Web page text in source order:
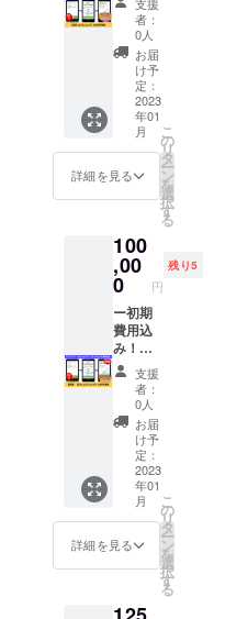
知らせ
いたし
ます。
※継続を
ご希望
の場合
は、別
途メー
ルにて
いたし
ます。
※有効期
2023年
1月～12
月まで
のうち1
か月間
となり
ます。
ステム
設定費
など）
50,000
円＋月
25,000
円＝合
75,000
円 ↓ ●
ンディ
ング限
定割 初
期費用
35,000
円＋月
額
20,000
円＝合
55,000
変お得
になっ
ており
ます。
※詳細は
メール
にてお
50,000
円）を
超早割
として
利用料
に含ま
せてい
ただき
ます。
●予定通
ステム
設定費
など）
50,000
円＋月
額
25,000
円×3＝
合計
125,000
円 ↓ ●
超早割
初期費
用込
み・月
20,000
円×3＝
クリ
ニッ
ク》に
あなた
のクリ
ニック
やサロ
ンが登
録され
ます。
設定費
など予
定通常
価格
50,000
円）を
早割と
して半
額の
25,000
円にさ
せてい
ただき
ます。
●予定通
常価格
初期費
用（シ
50,000
グ限定
割！ー
【《ぽ
けっと
クリ
ニッ
ク》3か
月利用
権】 ス
マホア
プリ
《ぽ
クリ
ニッ
ク》を3
か月利
用いた
だける
権利で
す。 3
か月間
《ぽ
けっと
クリ
ニッ
ク》に
あなた
のクリ
ニック
やサロ
ンが登
録され
初期費
者：
0人
お届
け予
定：
2023
年01
月
詳細を見る
こ
の
リ
タ
ー
ン
を
選
択
す
る
100
,00
0 円
残り5
ー初期
費用込
み！ー
【超早
割！
《ぽ
けっと
クリ
ニッ
ク》５
か月利
用権】
スマホ
アプリ
《ぽ
けっと
ニッ
支援
者：
0人
お届
け予
定：
2023
年01
月
詳細を見る
こ
の
リ
タ
ー
ン
を
選
択
す
る